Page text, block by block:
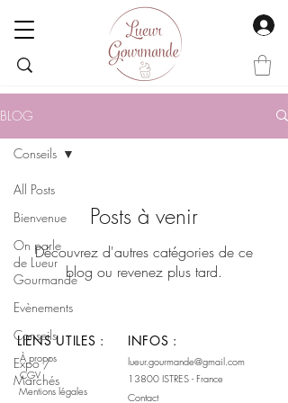
BLOG
All Posts
Bienvenue
On parle
de Lueur
Gourmande
Evènements
Conseils
Expo /
Marchés
Conseils
Posts à venir
Découvrez d'autres catégories de ce
blog ou revenez plus tard.
LIENS UTILES :
À propos
CGV
INFOS :
lueur.gourmande@gmail.com
13800 ISTRES - France
​Mentions légales
Contact